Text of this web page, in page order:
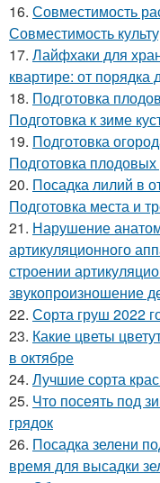
16. Совместимость
Совместимость
17. Лайфхаки для
квартире: от
18. Подготовка
Подготовка к зиме
19. Подготовка
Подготовка
20. Посадка лилий в
Подготовка места и
21. Нарушение
артикуляционного
строении
звукопроизношение
22. Сорта груш 2022
23. Какие цветы
в октябре
24. Лучшие сорта
25. Что посеять под
грядок
26. Посадка зелени
время для высадки